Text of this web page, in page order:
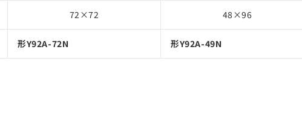
72×72 48×96
形Y92A-72N 形Y92A-49N